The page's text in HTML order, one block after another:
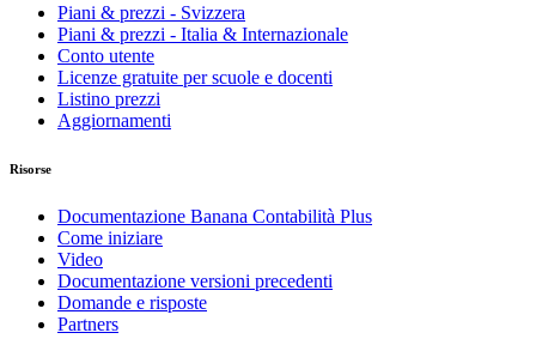
Piani & prezzi - Svizzera
Piani & prezzi - Italia & Internazionale
Conto utente
Licenze gratuite per scuole e docenti
Listino prezzi
Aggiornamenti
Risorse
Documentazione Banana Contabilità Plus
Come iniziare
Video
Documentazione versioni precedenti
Domande e risposte
Partners